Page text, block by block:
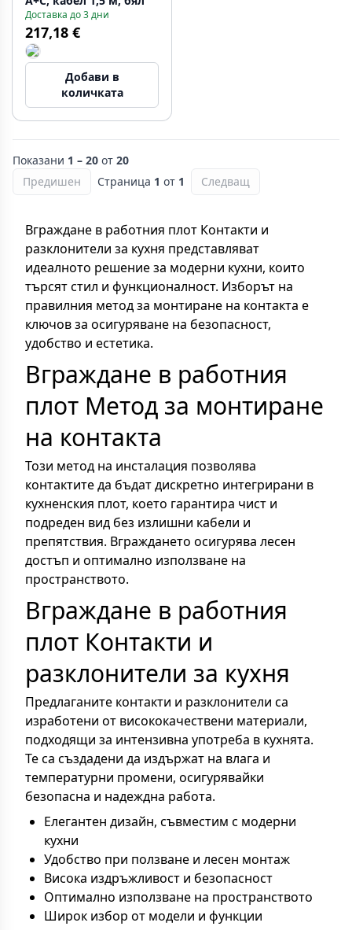
Доставка до 3 дни
217,18 €
Добави в
количката
Показани 1 – 20 от 20
Предишен
Страница 1 от 1 Следващ
Вграждане в работния плот Контакти и
разклонители за кухня представляват
идеалното решение за модерни кухни, които
търсят стил и функционалност. Изборът на
правилния метод за монтиране на контакта е
ключов за осигуряване на безопасност,
удобство и естетика.
Вграждане в работния
плот Метод за монтиране
на контакта
Този метод на инсталация позволява
контактите да бъдат дискретно интегрирани в
кухненския плот, което гарантира чист и
подреден вид без излишни кабели и
препятствия. Вграждането осигурява лесен
достъп и оптимално използване на
пространството.
Вграждане в работния
плот Контакти и
разклонители за кухня
Предлаганите контакти и разклонители са
изработени от висококачествени материали,
подходящи за интензивна употреба в кухнята.
Те са създадени да издържат на влага и
температурни промени, осигурявайки
безопасна и надеждна работа.
Елегантен дизайн, съвместим с модерни
кухни
Удобство при ползване и лесен монтаж
Висока издръжливост и безопасност
Оптимално използване на пространството
Широк избор от модели и функции